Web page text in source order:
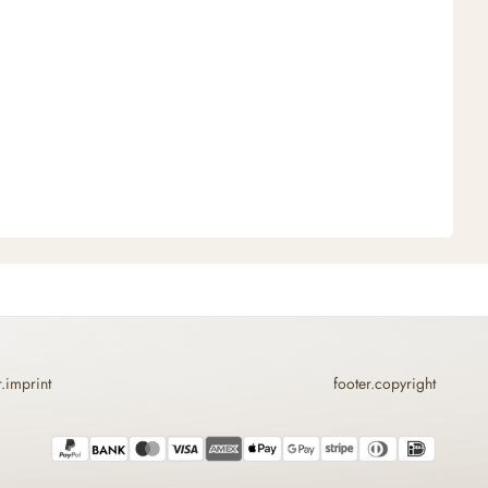
footer.copyright